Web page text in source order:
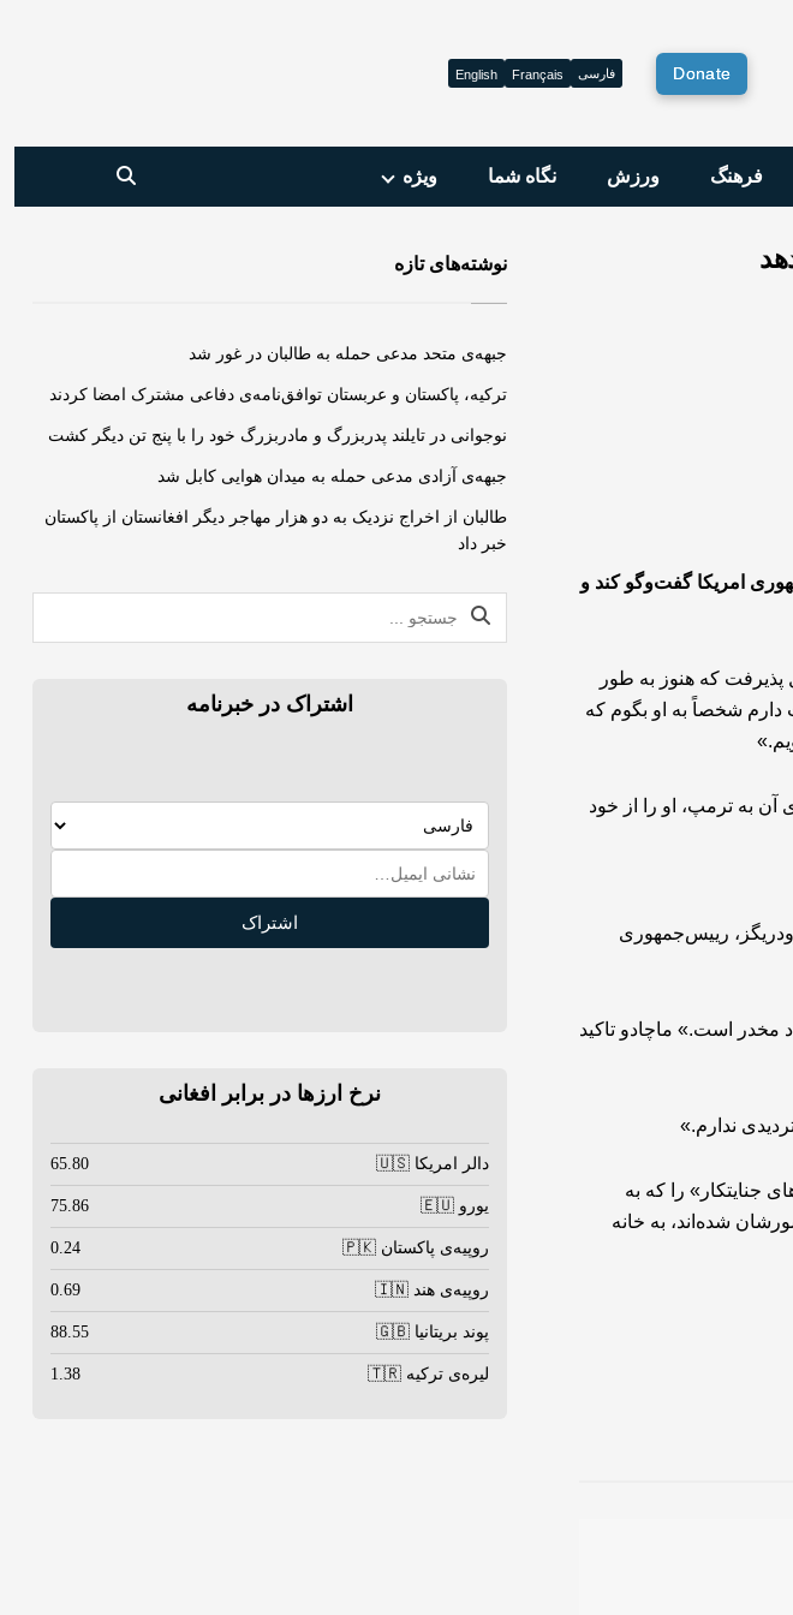
Donate فارسی Français
English
فرهنگ ورزش نگاه شما ویژه‌
امریکا گفت‌وگو کند و
که هنوز به طور
دارم شخصاً به او بگوم که
آن به ترمپ، او را از خود
رییس‌جمهوری
مخدر است.» ماچادو تاکید
جنایتکار» را که به
شده‌اند، به خانه
نوشته‌های تازه
جبهه‌ی متحد مدعی حمله به طالبان در غور شد
ترکیه، پاکستان و عربستان توافق‌نامه‌ی دفاعی مشترک امضا کردند
نوجوانی در تایلند پدربزرگ و مادربزرگ خود را با پنج تن دیگر کشت
جبهه‌ی آزادی مدعی حمله به میدان هوایی کابل شد
طالبان از اخراج نزدیک به دو هزار مهاجر دیگر افغانستان از پاکستان
خبر داد
اشتراک در خبرنامه
اشتراک
نرخ ارزها در برابر افغانی
دالر امریکا 🇺🇸 65.80
یورو 🇪🇺 75.86
روپیه‌ی پاکستان 🇵🇰 0.24
روپیه‌ی هند 🇮🇳 0.69
پوند بریتانیا 🇬🇧 88.55
لیره‌ی ترکیه 🇹🇷 1.38